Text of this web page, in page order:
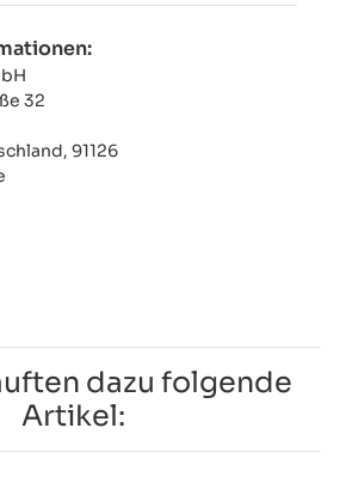
32
91126
dazu folgende
Artikel: